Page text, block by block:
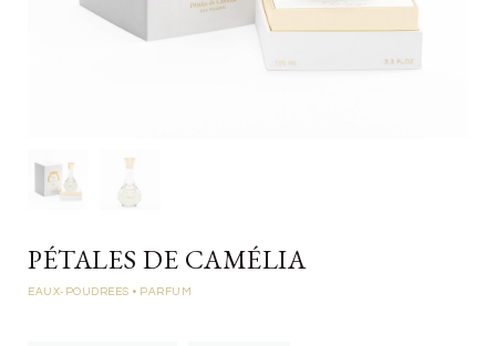
PÉTALES DE CAMÉLIA
EAUX-POUDREES • PARFUM